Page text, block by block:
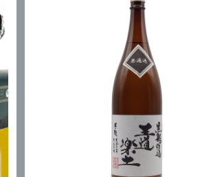
王道楽土 1800ml
¥2,167